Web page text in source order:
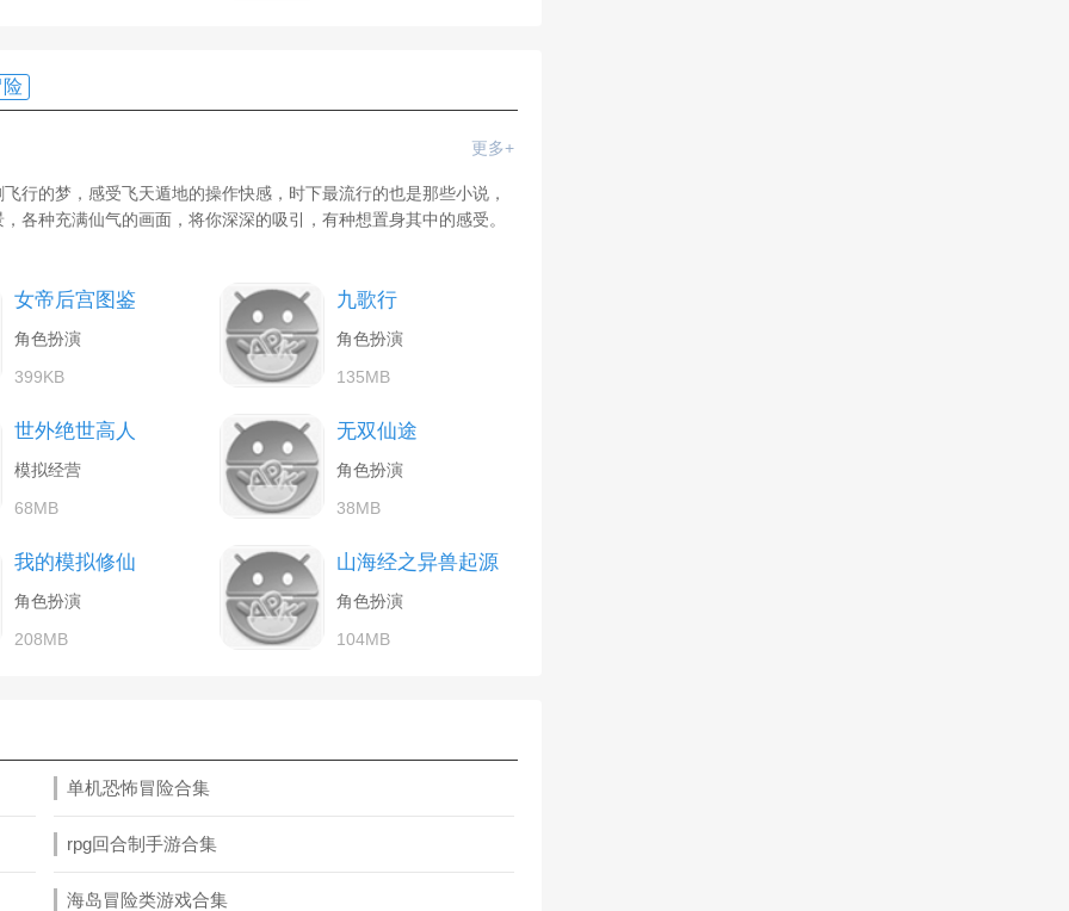
更多+
行的梦，感受飞天遁地的操作快感，时下最流行的也是那些小说，
各种充满仙气的画面，将你深深的吸引，有种想置身其中的感受。
女帝后宫图鉴
角色扮演
399KB
九歌行
角色扮演
135MB
世外绝世高人
模拟经营
68MB
无双仙途
角色扮演
38MB
我的模拟修仙
角色扮演
208MB
山海经之异兽起源
角色扮演
104MB
单机恐怖冒险合集
rpg回合制手游合集
海岛冒险类游戏合集